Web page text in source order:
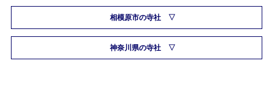
相模原市の寺社
神奈川県の寺社